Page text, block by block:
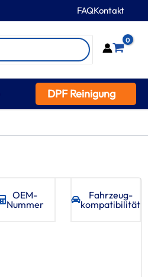
FAQKontakt
0
DPF Reinigung
OEM-
Nummer
Fahrzeug­
kompatibilität